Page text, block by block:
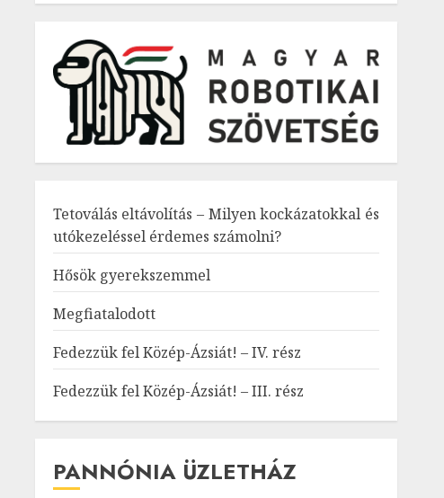
Tetoválás eltávolítás – Milyen kockázatokkal és
utókezeléssel érdemes számolni?
Hősök gyerekszemmel
Megfiatalodott
Fedezzük fel Közép-Ázsiát! – IV. rész
Fedezzük fel Közép-Ázsiát! – III. rész
PANNÓNIA ÜZLETHÁZ